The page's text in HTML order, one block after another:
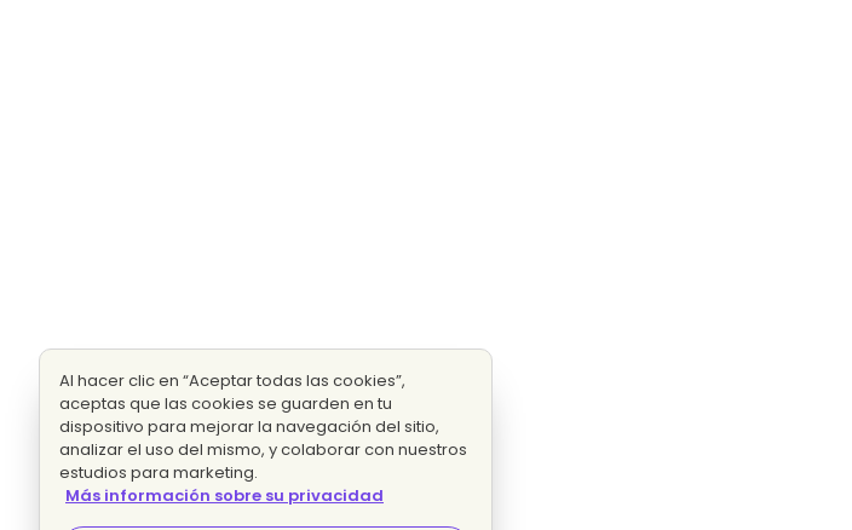
Al hacer clic en “Aceptar todas las cookies”,
aceptas que las cookies se guarden en tu
dispositivo para mejorar la navegación del sitio,
analizar el uso del mismo, y colaborar con nuestros
estudios para marketing.
Más información sobre su privacidad